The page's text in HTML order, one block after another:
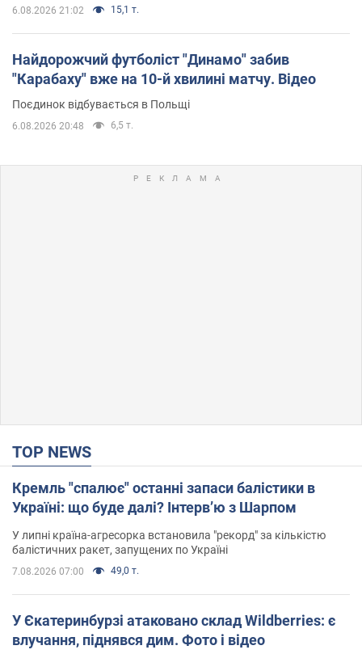
6.08.2026 21:02 15,1 т.
Найдорожчий футболіст "Динамо" забив
"Карабаху" вже на 10-й хвилині матчу. Відео
Поєдинок відбувається в Польщі
6.08.2026 20:48 6,5 т.
TOP NEWS
Кремль "спалює" останні запаси балістики в
Україні: що буде далі? Інтерв’ю з Шарпом
У липні країна-агресорка встановила "рекорд" за кількістю
балістичних ракет, запущених по Україні
7.08.2026 07:00 49,0 т.
У Єкатеринбурзі атаковано склад Wildberries: є
влучання, піднявся дим. Фото і відео